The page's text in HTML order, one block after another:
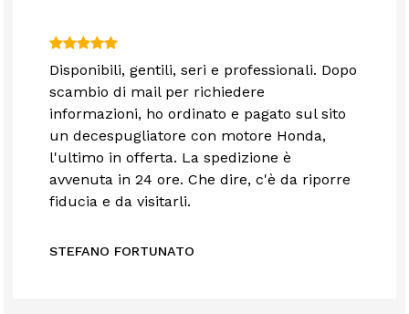
Disponibili, gentili, seri e professionali. Dopo
scambio di mail per richiedere
informazioni, ho ordinato e pagato sul sito
un decespugliatore con motore Honda,
l'ultimo in offerta. La spedizione è
avvenuta in 24 ore. Che dire, c'è da riporre
fiducia e da visitarli.
STEFANO FORTUNATO